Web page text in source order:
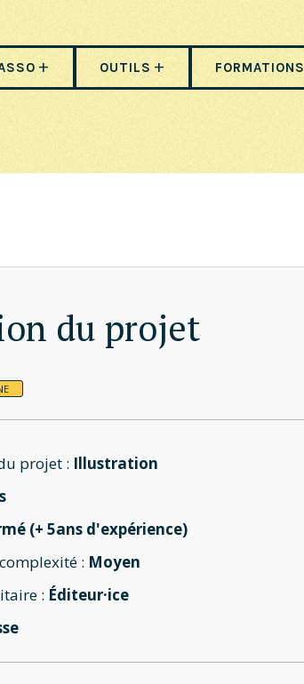
OUTILS FORMATIONS
du projet
projet : Illustration
(+ 5ans d'expérience)
: Moyen
: Éditeur·ice